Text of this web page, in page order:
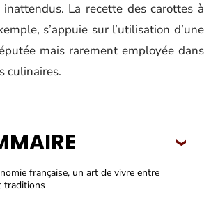
La recette des carottes à
s’appuie sur l’utilisation d’une
mais rarement employée dans
culinaires.
française, un art de vivre entre
traditions